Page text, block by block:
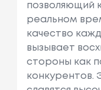
позволяющий
реальном
качество
вызывает
стороны как
конкурентов.